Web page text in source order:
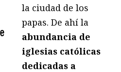
la ciudad de los
papas. De ahí la
abundancia de
iglesias católicas
dedicadas a